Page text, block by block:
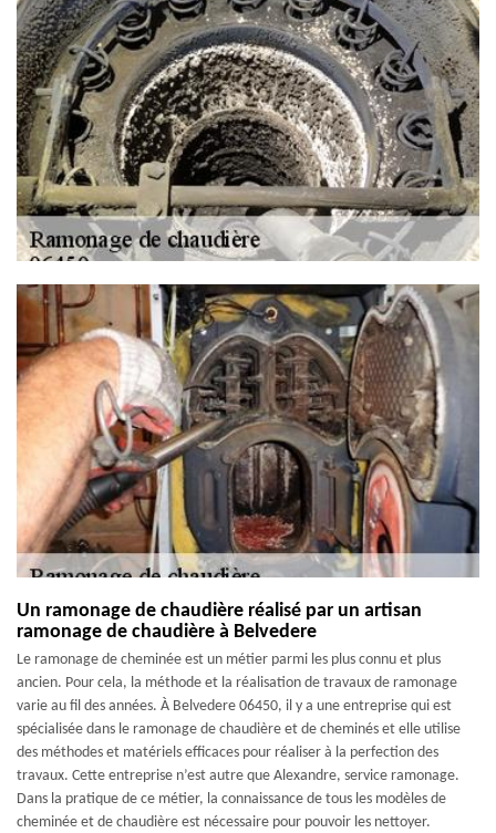
Un ramonage de chaudière réalisé par un artisan
ramonage de chaudière à Belvedere
Le ramonage de cheminée est un métier parmi les plus connu et plus
ancien. Pour cela, la méthode et la réalisation de travaux de ramonage
varie au fil des années. À Belvedere 06450, il y a une entreprise qui est
spécialisée dans le ramonage de chaudière et de cheminés et elle utilise
des méthodes et matériels efficaces pour réaliser à la perfection des
travaux. Cette entreprise n’est autre que Alexandre, service ramonage.
Dans la pratique de ce métier, la connaissance de tous les modèles de
cheminée et de chaudière est nécessaire pour pouvoir les nettoyer.